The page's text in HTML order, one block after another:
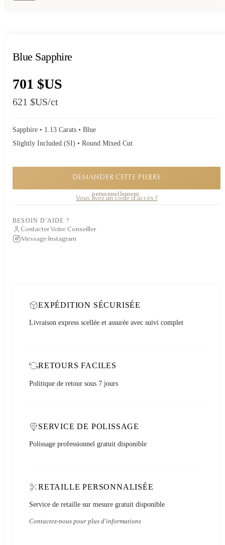
Blue Sapphire
701 $US
621 $US/ct
Sapphire • 1.13 Carats • Blue
Slightly Included (SI) • Round Mixed Cut
DEMANDER CETTE PIERRE
personnellement.
Vous avez un code d'accès ?
BESOIN D'AIDE ?
Contacter Votre Conseiller
Message Instagram
EXPÉDITION SÉCURISÉE
Livraison express scellée et assurée avec suivi complet
RETOURS FACILES
Politique de retour sous 7 jours
SERVICE DE POLISSAGE
Polissage professionnel gratuit disponible
RETAILLE PERSONNALISÉE
Service de retaille sur mesure gratuit disponible
Contactez-nous pour plus d'informations